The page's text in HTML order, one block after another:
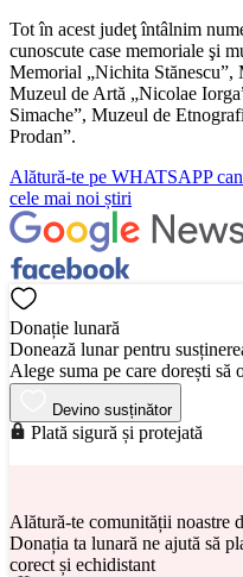
Tot în acest judeţ întâlnim
cunoscute case memoriale şi
Memorial „Nichita
Muzeul de Artă „Nicolae
Simache”, Muzeul de
Prodan”.
Alătură-te pe WHATSAPP
cele mai noi știri
Donație lunară
Donează lunar pentru
Alege suma pe care dorești să
Devino susținător
Plată sigură și protejată
Alătură-te comunității noastre
Donația ta lunară ne ajută să
corect și echidistant